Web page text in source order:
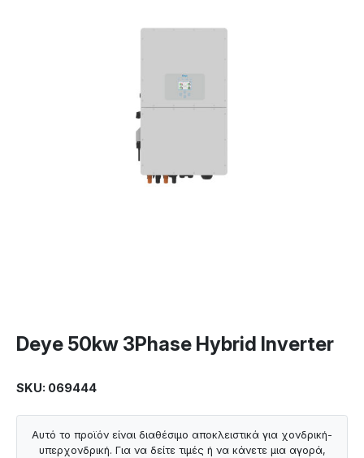
Deye 50kw 3Phase Hybrid Inverter
SKU: 069444
Αυτό το προϊόν είναι διαθέσιμο αποκλειστικά για χονδρική-
υπερχονδρική. Για να δείτε τιμές ή να κάνετε μια αγορά,